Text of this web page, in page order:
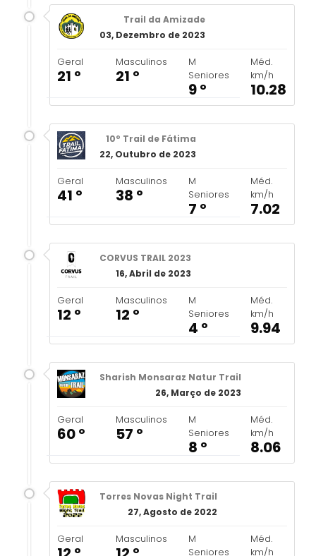
Trail da Amizade
03, Dezembro de 2023
Geral
21 º
Masculinos
21 º
M
Seniores
9 º
Méd.
km/h
10.28
10º Trail de Fátima
22, Outubro de 2023
Geral
41 º
Masculinos
38 º
M
Seniores
7 º
Méd.
km/h
7.02
CORVUS TRAIL 2023
16, Abril de 2023
Geral
12 º
Masculinos
12 º
M
Seniores
4 º
Méd.
km/h
9.94
Sharish Monsaraz Natur Trail
26, Março de 2023
Geral
60 º
Masculinos
57 º
M
Seniores
8 º
Méd.
km/h
8.06
Torres Novas Night Trail
27, Agosto de 2022
Geral Masculinos
M
Seniores
Méd.
km/h